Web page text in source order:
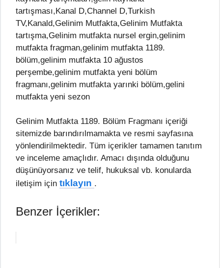
tartışması,Kanal D,Channel D,Turkish
TV,Kanald,Gelinim Mutfakta,Gelinim Mutfakta
tartışma,Gelinim mutfakta nursel ergin,gelinim
mutfakta fragman,gelinim mutfakta 1189.
bölüm,gelinim mutfakta 10 ağustos
perşembe,gelinim mutfakta yeni bölüm
fragmanı,gelinim mutfakta yarınki bölüm,gelini
mutfakta yeni sezon
Gelinim Mutfakta 1189. Bölüm Fragmanı içeriği
sitemizde barındırılmamakta ve resmi sayfasına
yönlendirilmektedir. Tüm içerikler tamamen tanıtım
ve inceleme amaçlıdır. Amacı dışında olduğunu
düşünüyorsanız ve telif, hukuksal vb. konularda
iletişim için tıklayın .
Benzer İçerikler: